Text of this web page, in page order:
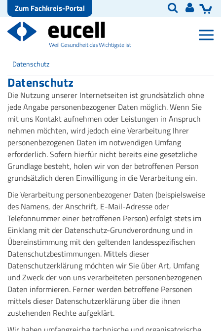
Zum Fachkreis-Portal
Datenschutz
Datenschutz
Die Nutzung unserer Internetseiten ist grundsätzlich ohne
jede Angabe personenbezogener Daten möglich. Wenn Sie
mit uns Kontakt aufnehmen oder Leistungen in Anspruch
nehmen möchten, wird jedoch eine Verarbeitung Ihrer
personenbezogenen Daten im notwendigen Umfang
erforderlich. Sofern hierfür nicht bereits eine gesetzliche
Grundlage besteht, holen wir von der betroffenen Person
grundsätzlich deren Einwilligung in die Verarbeitung ein.
Die Verarbeitung personenbezogener Daten (beispielsweise
des Namens, der Anschrift, E-Mail-Adresse oder
Telefonnummer einer betroffenen Person) erfolgt stets im
Einklang mit der Datenschutz-Grundverordnung und in
Übereinstimmung mit den geltenden landesspezifischen
Datenschutzbestimmungen. Mittels dieser
Datenschutzerklärung möchten wir Sie über Art, Umfang
und Zweck der von uns verarbeiteten personenbezogenen
Daten informieren. Ferner werden betroffene Personen
mittels dieser Datenschutzerklärung über die ihnen
zustehenden Rechte aufgeklärt.